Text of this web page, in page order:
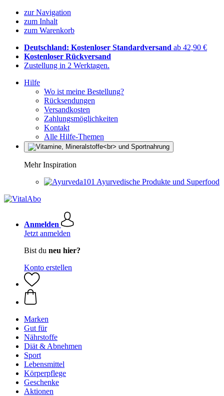
zur Navigation
zum Inhalt
zum Warenkorb
Deutschland: Kostenloser Standardversand ab 42,90 €
Kostenloser Rückversand
Zustellung in 2 Werktagen.
Hilfe
Wo ist meine Bestellung?
Rücksendungen
Versandkosten
Zahlungsmöglichkeiten
Kontakt
Alle Hilfe-Themen
Mehr Inspiration
Ayurvedische Produkte und Superfood
Anmelden
Jetzt anmelden
Bist du neu hier?
Konto erstellen
Marken
Gut für
Nährstoffe
Diät & Abnehmen
Sport
Lebensmittel
Körperpflege
Geschenke
Aktionen